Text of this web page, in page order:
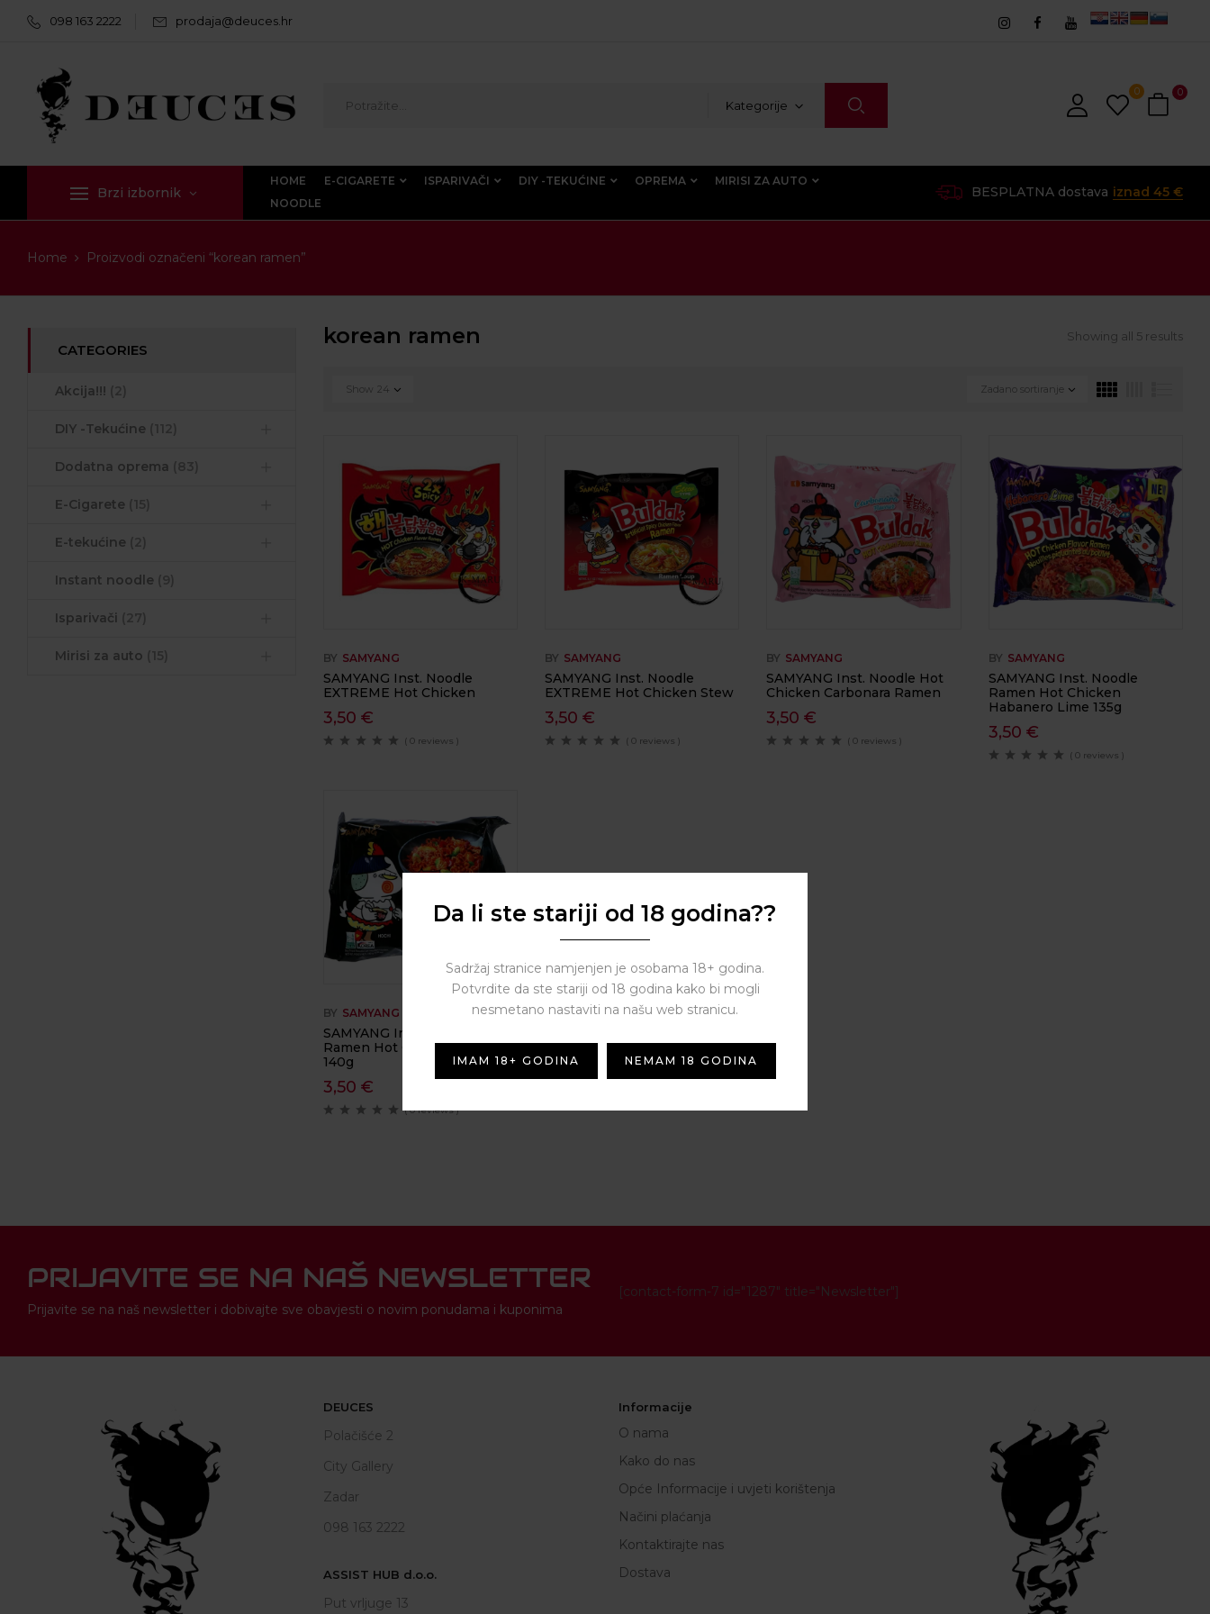
098 163 2222 prodaja@deuces.hr
Kategorije
0 0
Brzi izbornik
HOME E-CIGARETE ISPARIVAČI DIY -TEKUĆINE OPREMA
MIRISI ZA AUTO
NOODLE
BESPLATNA dostava iznad 45 €
Home Proizvodi označeni “korean ramen”
CATEGORIES
Akcija!!!
DIY -Tekućine
Dodatna oprema
E-Cigarete
E-tekućine
Instant noodle
Isparivači
Mirisi za auto
korean ramen Showing all 5 results
Zadano sortiranje
Show 24
BY SAMYANG
SAMYANG Inst. Noodle
EXTREME Hot Chicken
3,50 €
( 0 reviews )
BY SAMYANG
SAMYANG Inst. Noodle
EXTREME Hot Chicken Stew
3,50 €
( 0 reviews )
BY SAMYANG
SAMYANG Inst. Noodle Hot
Chicken Carbonara Ramen
3,50€
( 0 reviews )
BY SAMYANG
SAMYANG Inst. Noodle
Ramen Hot Chicken
Habanero Lime 135g
3,50 €
( 0 reviews )
BY SAMYANG
SAMYANG Inst. Noodle
Ramen Hot Chicken Original
140g
3,50 €
( 0 reviews )
PRIJAVITE SE NA NAŠ NEWSLETTER
Prijavite se na naš newsletter i dobivajte sve obavjesti o novim ponudama i kuponima
[contact-form-7 id="1287" title="Newsletter"]
DEUCES
Polačišće 2
City Gallery
Zadar
098 163 2222
ASSIST HUB d.o.o.
Put vrljuge 13
Informacije
O nama
Kako do nas
Opće Informacije i uvjeti korištenja
Načini plaćanja
Kontaktirajte nas
Dostava
Da li ste stariji od 18 godina??
Sadržaj stranice namjenjen je osobama 18+ godina.
Potvrdite da ste stariji od 18 godina kako bi mogli
nesmetano nastaviti na našu web stranicu.
IMAM 18+ GODINA NEMAM 18 GODINA